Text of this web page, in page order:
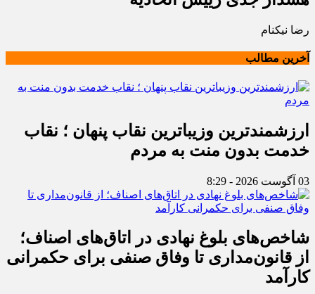
رضا نیکنام
آخرین مطالب
ارزشمندترین وزیباترین نقاب پنهان ؛ نقاب
خدمت بدون منت به مردم
03 آگوست 2026 - 8:29
شاخص‌های بلوغ نهادی در اتاق‌های اصناف؛
از قانون‌مداری تا وفاق صنفی برای حکمرانی
کارآمد